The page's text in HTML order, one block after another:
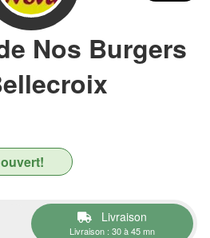
Nos Burgers
Livraison
Livraison : 30 à 45 mn